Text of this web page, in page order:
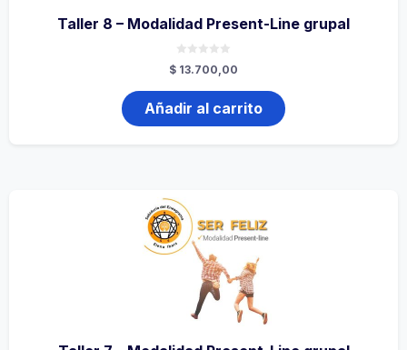
Taller 8 – Modalidad Present-Line grupal
0
de
$ 13.700,00
Añadir al carrito